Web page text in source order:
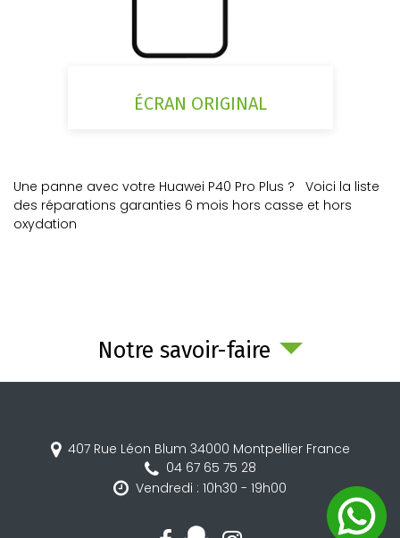
ÉCRAN ORIGINAL
Une panne avec votre Huawei P40 Pro Plus ? Voici la liste
des réparations garanties 6 mois hors casse et hors
oxydation
Notre savoir-faire
407 Rue Léon Blum 34000 Montpellier France
04 67 65 75 28
Vendredi : 10h30 - 19h00